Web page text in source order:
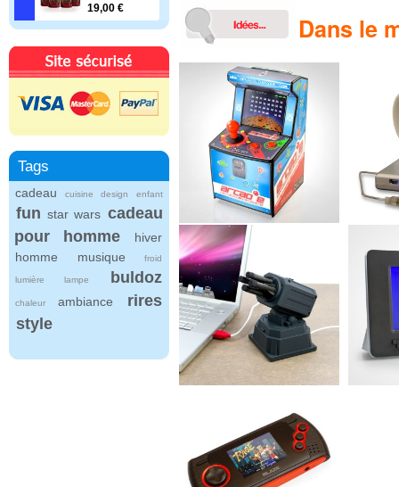
19,00 €
Tags
cadeau cuisine design enfant
fun star wars cadeau
pour homme
hiver
homme
musique froid
lumière lampe buldoz
chaleur ambiance
rires
style
Dans le